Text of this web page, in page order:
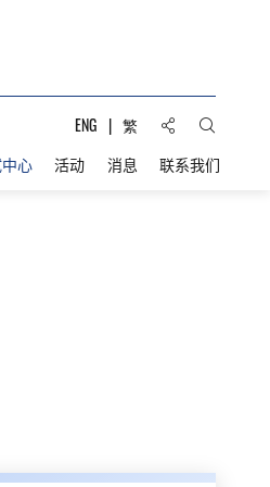
ENG 繁 分享到:打开搜
心 活动 消息 联系我们